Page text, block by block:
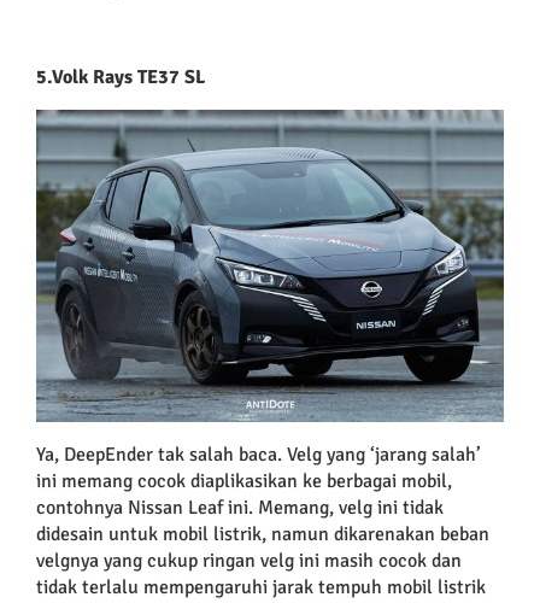
5.Volk Rays TE37 SL
Ya, DeepEnder tak salah baca. Velg yang ‘jarang salah’
ini memang cocok diaplikasikan ke berbagai mobil,
contohnya Nissan Leaf ini. Memang, velg ini tidak
didesain untuk mobil listrik, namun dikarenakan beban
velgnya yang cukup ringan velg ini masih cocok dan
tidak terlalu mempengaruhi jarak tempuh mobil listrik